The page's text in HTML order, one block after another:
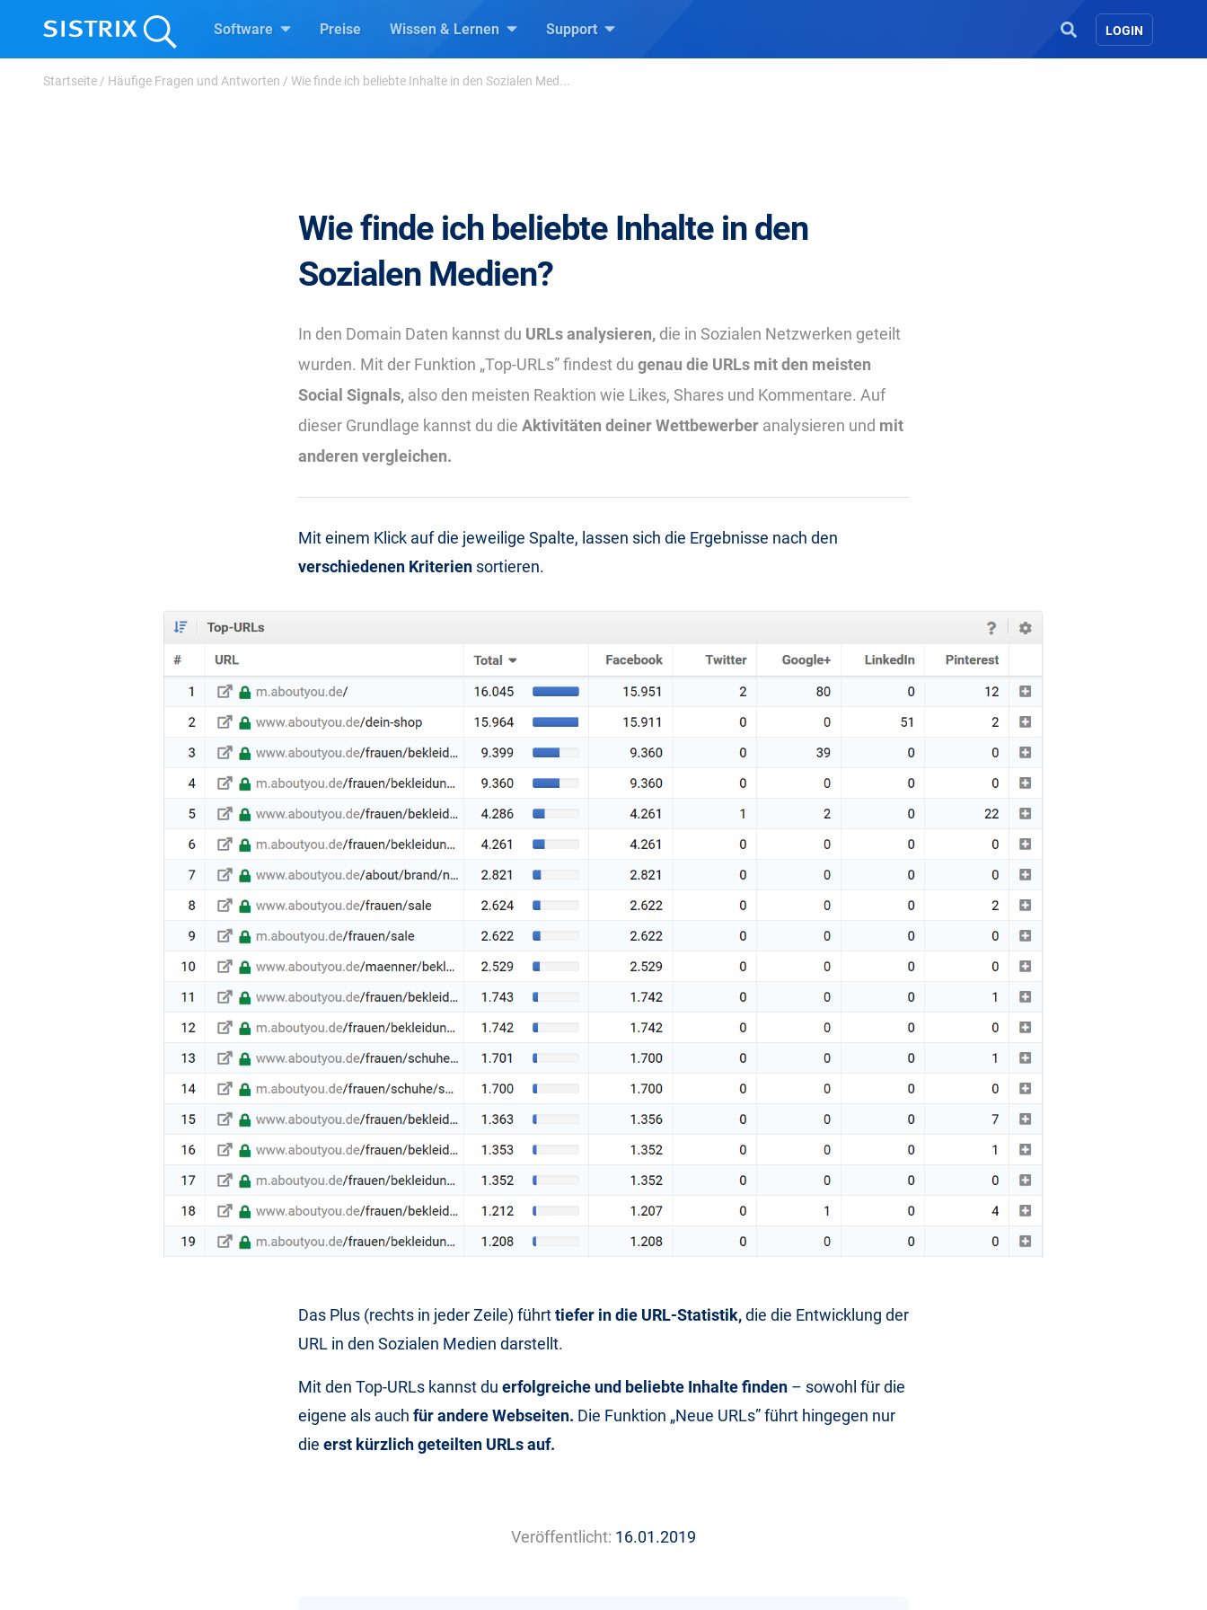
Software Preise Wissen & Lernen Support LOGIN
Startseite / Häufige Fragen und Antworten / Wie finde ich beliebte Inhalte in den Sozialen Med...
Wie finde ich beliebte Inhalte in den
Sozialen Medien?
In den Domain Daten kannst du URLs analysieren, die in Sozialen Netzwerken geteilt
wurden. Mit der Funktion „Top-URLs” findest du genau die URLs mit den meisten
Social Signals, also den meisten Reaktion wie Likes, Shares und Kommentare. Auf
dieser Grundlage kannst du die Aktivitäten deiner Wettbewerber analysieren und mit
anderen vergleichen.
Mit einem Klick auf die jeweilige Spalte, lassen sich die Ergebnisse nach den
verschiedenen Kriterien sortieren.
Das Plus (rechts in jeder Zeile) führttiefer in die URL-Statistik,die die Entwicklung der
URL in den Sozialen Medien darstellt.
Mit den Top-URLs kannst du erfolgreiche und beliebte Inhalte finden – sowohl für die
eigene als auch für andere Webseiten. Die Funktion „Neue URLs” führt hingegen nur
die erst kürzlich geteilten URLs auf.
Veröffentlicht: 16.01.2019